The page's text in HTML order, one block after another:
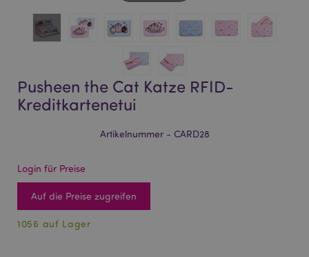
Pusheen the Cat Katze RFID-
Kreditkartenetui
Artikelnummer - CARD28
Login für Preise
Auf die Preise zugreifen
1056 auf Lager